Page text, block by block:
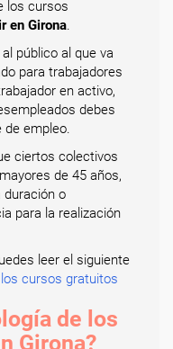
los cursos
en Girona.
público al que va
para trabajadores
en activo,
debes
empleo.
ciertos colectivos
de 45 años,
duración o
para la realización
leer el siguiente
cursos gratuitos
de los
Girona?